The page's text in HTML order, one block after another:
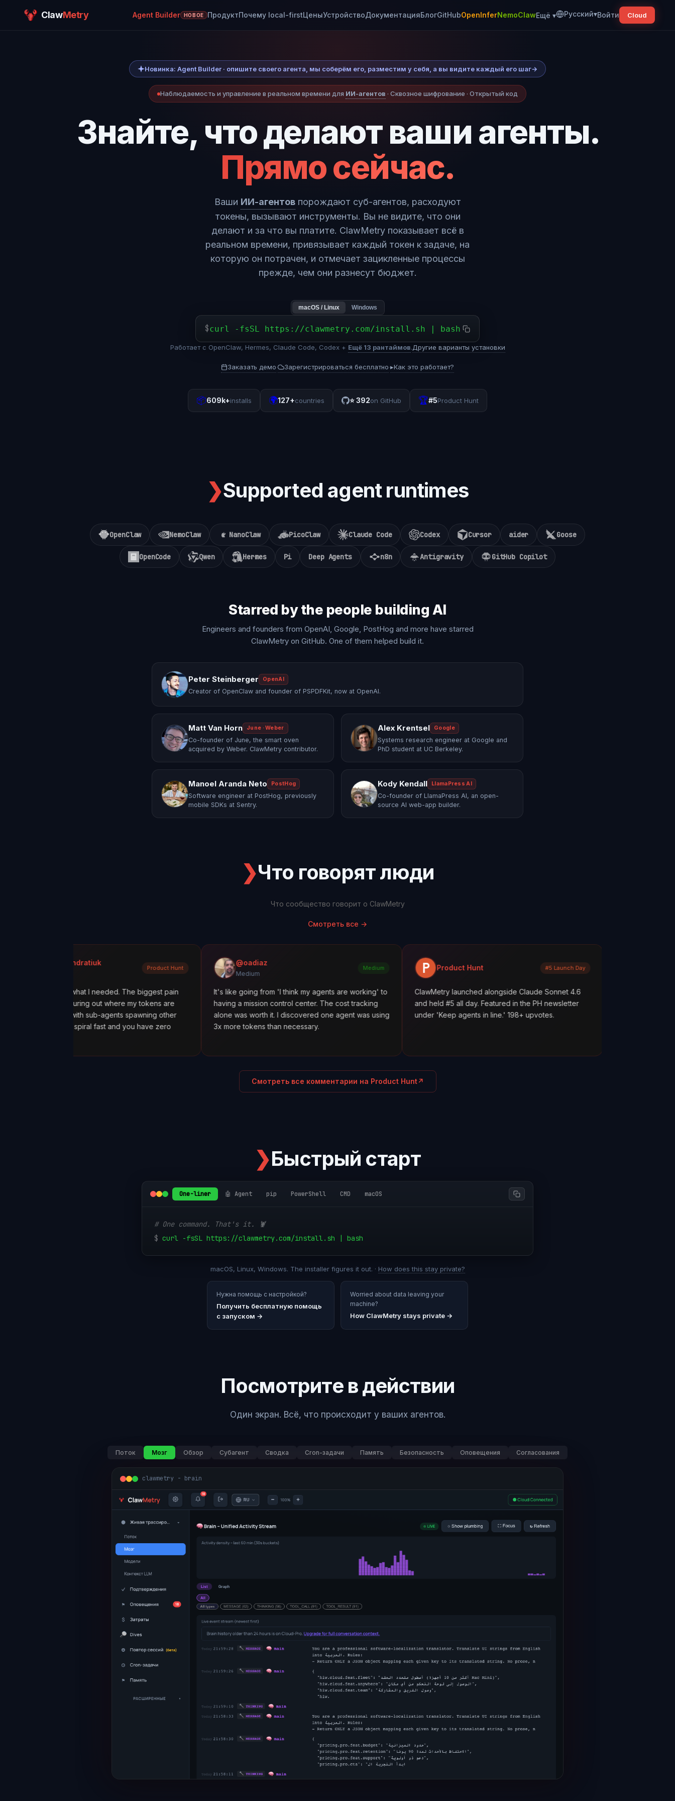
ClawMetry Agent Builder НОВОЕ ПродуктПочему local-firstЦеныУстройствоДокументацияБлогGitHubOpenInferNemoClawЕщё ▾ Русский▾Войти Cloud
Новинка: Agent Builder · опишите своего агента, мы соберём его, разместим у себя, а вы видите каждый его шаг→
Наблюдаемость и управление в реальном времени для ИИ-агентов · Сквозное шифрование · Открытый код
Знайте, что делают ваши агенты.
Прямо сейчас.
Ваши ИИ-агентов порождают суб-агентов, расходуют
токены, вызывают инструменты. Вы не видите, что они
делают и за что вы платите. ClawMetry показывает всё в
реальном времени, привязывает каждый токен к задаче, на
которую он потрачен, и отмечает зацикленные процессы
прежде, чем они разнесут бюджет.
macOS / Linux Windows
$curl -fsSL https://clawmetry.com/install.sh | bash
Работает с OpenClaw, Hermes, Claude Code, Codex + Ещё 13 рантаймов.Другие варианты установки
Заказать демо· Зарегистрироваться бесплатно·▸Как это работает?
📦609k+installs 🌍127+countries ⭐392on GitHub 🏆#5Product Hunt
❯Supported agent runtimes
OpenClaw NemoClaw NanoClaw PicoClaw Claude Code Codex Cursor aider Goose
OpenCode Qwen Hermes Pi Deep Agents n8n Antigravity GitHub Copilot
Starred by the people building AI
Engineers and founders from OpenAI, Google, PostHog and more have starred
ClawMetry on GitHub. One of them helped build it.
Peter Steinberger OpenAI
Creator of OpenClaw and founder of PSPDFKit, now at OpenAI.
Matt Van Horn June · Weber
Co-founder of June, the smart oven
acquired by Weber. ClawMetry contributor.
Alex Krentsel Google
Systems research engineer at Google and
PhD student at UC Berkeley.
Manoel Aranda Neto PostHog
Software engineer at PostHog, previously
mobile SDKs at Sentry.
Kody Kendall LlamaPress AI
Co-founder of LlamaPress AI, an open-
source AI web-app builder.
❯Что говорят люди
Что сообщество говорит о ClawMetry
Смотреть все →
what I needed. The biggest pain
figuring out where my tokens are
with sub-agents spawning other
costs spiral fast and you have zero
@oadiaz
Medium
It's like going from 'I think my agents are working' to
having a mission control center. The cost tracking
alone was worth it. I discovered one agent was using
3x more tokens than necessary.
Product Hunt
ClawMetry launched alongside Claude Sonnet 4.6
and held #5 all day. Featured in the PH newsletter
under 'Keep agents in line.' 198+ upvotes.
What are your AI agents
scenes? Most builders don't
Смотреть все комментарии на Product Hunt↗
❯Быстрый старт
One-liner 🤖 Agent pip PowerShell CMD macOS
# One command. That's it. 🦞
$ curl -fsSL https://clawmetry.com/install.sh | bash
macOS, Linux, Windows. The installer figures it out. · How does this stay private?
Нужна помощь с настройкой?
Получить бесплатную помощь
с запуском →
Worried about data leaving your
machine?
How ClawMetry stays private →
Посмотрите в действии
Один экран. Всё, что происходит у ваших агентов.
Поток Мозг Обзор Субагент Сводка Cron-задачи Память Безопасность Оповещения Согласования
clawmetry - brain